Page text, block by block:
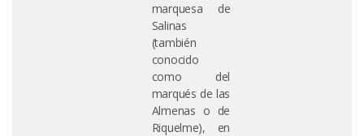
marquesa de
Salinas
(también
conocido
como del
marqués de las
Almenas o de
Riquelme), en